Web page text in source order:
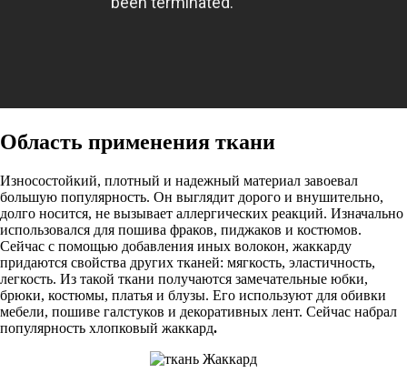
Область применения ткани
Износостойкий, плотный и надежный материал завоевал
большую популярность. Он выглядит дорого и внушительно,
долго носится, не вызывает аллергических реакций. Изначально
использовался для пошива фраков, пиджаков и костюмов.
Сейчас с помощью добавления иных волокон, жаккарду
придаются свойства других тканей: мягкость, эластичность,
легкость. Из такой ткани получаются замечательные юбки,
брюки, костюмы, платья и блузы. Его используют для обивки
мебели, пошиве галстуков и декоративных лент. Сейчас набрал
популярность хлопковый жаккард.